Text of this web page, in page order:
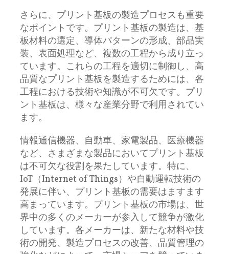
さらに、プリント基板の製造プロセスも重要
なポイントです。プリント基板の製造は、基
板材料の選定、導体パターンの形成、部品実
装、表面処理など、複数の工程から成り立っ
ています。これらの工程を適切に制御し、高
品質なプリント基板を製造するためには、各
工程における技術や知識が不可欠です。プリ
ント基板は、様々な産業分野で利用されてい
ます。
情報通信機器、自動車、家電製品、医療機器
など、さまざまな製品においてプリント基板
は不可欠な役割を果たしています。特に、
IoT（Internet of Things）や自動運転技術の
発展に伴い、プリント基板の需要はますます
高まっています。プリント基板の市場は、世
界中の多くのメーカーが参入して競争が激化
しています。各メーカーは、新たな材料や技
術の開発、製造プロセスの改善、品質管理の